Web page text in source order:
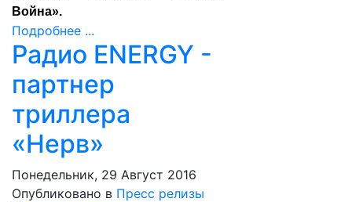
Война».
Подробнее ...
Радио ENERGY -
партнер
триллера
«Нерв»
Понедельник, 29 Август 2016
Опубликовано в Пресс релизы